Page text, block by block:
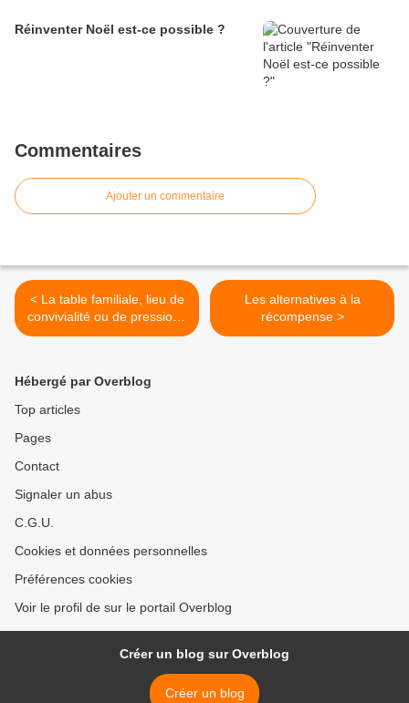
Réinventer Noël est-ce possible ?
Commentaires
Ajouter un commentaire
< La table familiale, lieu de
convivialité ou de pressions
intolérables ?
Les alternatives à la
récompense >
Hébergé par Overblog
Top articles
Pages
Contact
Signaler un abus
C.G.U.
Cookies et données personnelles
Préférences cookies
Voir le profil de sur le portail Overblog
Créer un blog sur Overblog
Créer un blog